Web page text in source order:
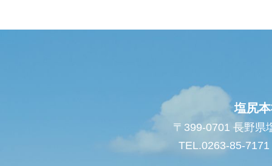
塩尻
〒399-0701 長野県
TEL.0263-85-